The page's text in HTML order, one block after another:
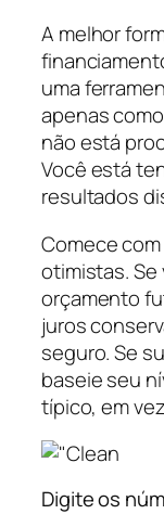
A melhor
uma
apenas
não está
Você está
resultados
Comece
otimistas.
orçamento
juros
seguro. Se
baseie seu
típico, em
Digite os